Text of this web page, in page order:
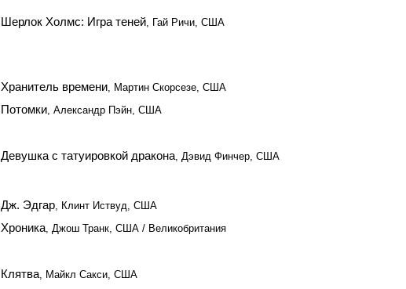
Шерлок Холмс: Игра теней, Гай Ричи, США
Хранитель времени, Мартин Скорсезе, США
Потомки, Александр Пэйн, США
Девушка с татуировкой дракона, Дэвид Финчер, США
Дж. Эдгар, Клинт Иствуд, США
Хроника, Джош Транк, США / Великобритания
Клятва, Майкл Сакси, США